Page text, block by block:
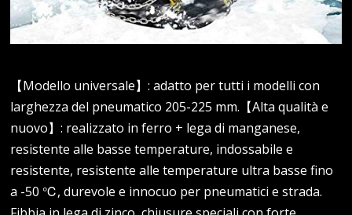
【Modello universale】: adatto per tutti i modelli con
larghezza del pneumatico 205-225 mm.【Alta qualità e
nuovo】: realizzato in ferro + lega di manganese,
resistente alle basse temperature, indossabile e
resistente, resistente alle temperature ultra basse fino
a -50 ℃, durevole e innocuo per pneumatici e strada.